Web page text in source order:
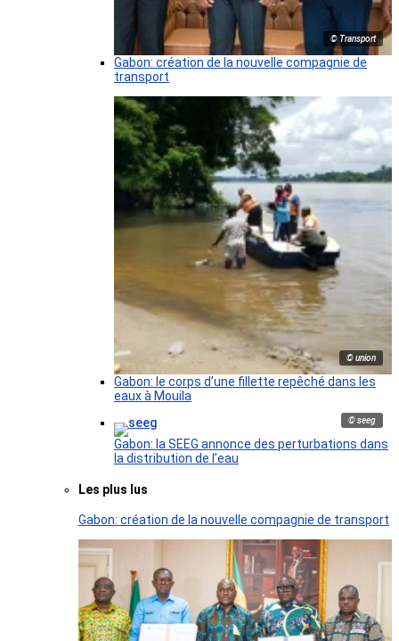
© Transport
Gabon: création de la nouvelle compagnie de
transport
© union
Gabon: le corps d’une fillette repêché dans les
eaux à Mouila
© seeg
Gabon: la SEEG annonce des perturbations dans
la distribution de l’eau
Les plus lus
Gabon: création de la nouvelle compagnie de transport